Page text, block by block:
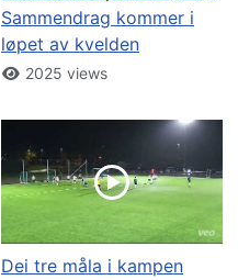
Sammendrag kommer i
løpet av kvelden
2025 views
Dei tre måla i kampen